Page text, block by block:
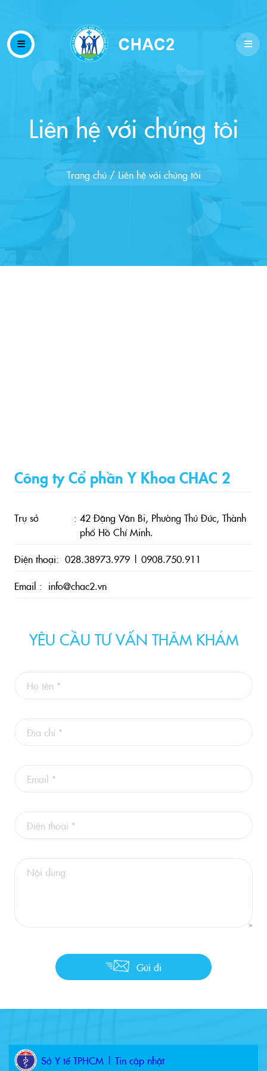
Liên hệ với chúng tôi
Trang chủ / Liên hệ với chúng tôi
Công ty Cổ phần Y Khoa CHAC 2
Trụ sở : 42 Đặng Văn Bi, Phường Thủ Đức, Thành
phố Hồ Chí Minh.
Điện thoại: 028.38973.979 | 0908.750.911
Email : info@chac2.vn
YÊU CẦU TƯ VẤN THĂM KHÁM
Gửi đi
Sở Y tế TPHCM | Tin cập nhật